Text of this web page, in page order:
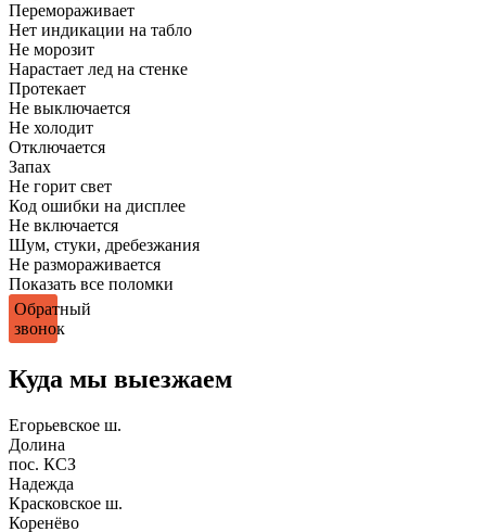
Перемораживает
Нет индикации на табло
Не морозит
Нарастает лед на стенке
Протекает
Не выключается
Не холодит
Отключается
Запах
Не горит свет
Код ошибки на дисплее
Не включается
Шум, стуки, дребезжания
Не размораживается
Показать все поломки
Обратный
звонок
Куда мы выезжаем
Егорьевское ш.
Долина
пос. КСЗ
Надежда
Красковское ш.
Коренёво